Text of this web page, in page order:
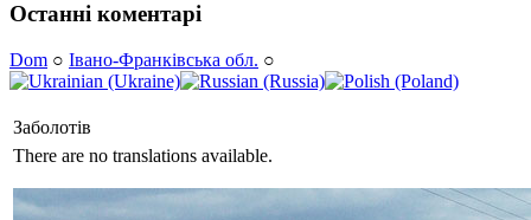
Останні коментарі
Dom ○ Івано-Франківська обл. ○
Заболотів
There are no translations available.